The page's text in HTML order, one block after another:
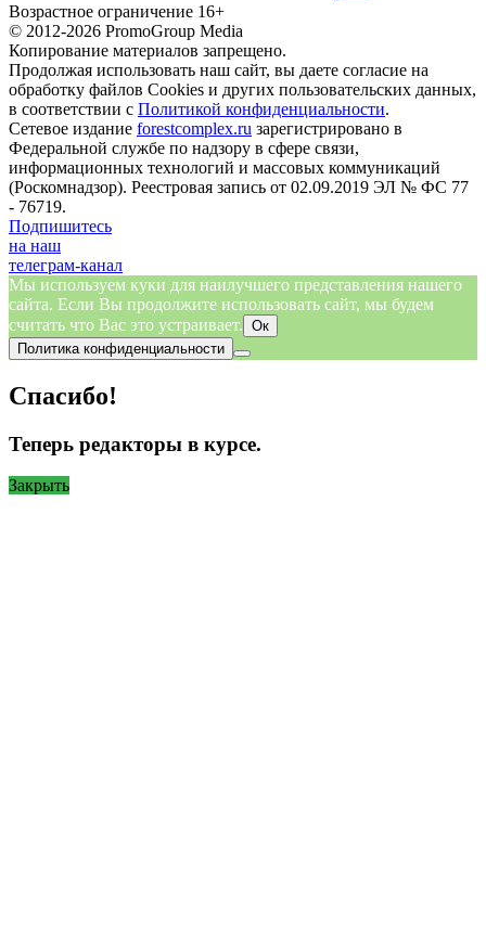
Возрастное ограничение 16+
© 2012-2026 PromoGroup Media
Копирование материалов запрещено.
Продолжая использовать наш сайт, вы даете согласие на
обработку файлов Cookies и других пользовательских данных,
в соответствии с Политикой конфиденциальности.
Сетевое издание forestcomplex.ru зарегистрировано в
Федеральной службе по надзору в сфере связи,
информационных технологий и массовых коммуникаций
(Роскомнадзор). Реестровая запись от 02.09.2019 ЭЛ № ФС 77
- 76719.
Подпишитесь
на наш
телеграм-канал
Мы используем куки для наилучшего представления нашего
сайта. Если Вы продолжите использовать сайт, мы будем
считать что Вас это устраивает. Ок
Политика конфиденциальности
Спасибо!
Теперь редакторы в курсе.
Закрыть